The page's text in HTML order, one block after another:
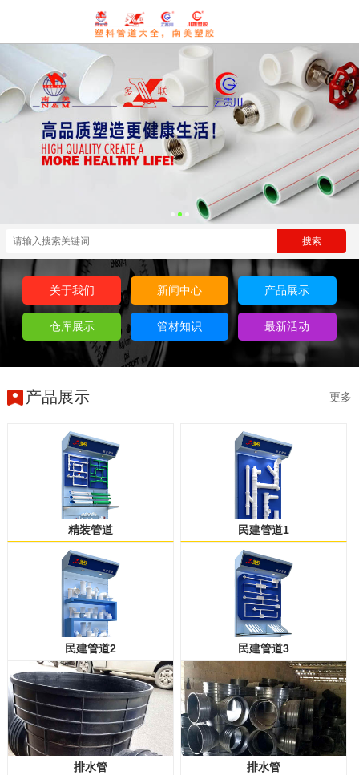
关于我们 新闻中心 产品展示
仓库展示 管材知识 最新活动
产品展示 更多
精装管道 民建管道1
民建管道2 民建管道3
排水管 排水管